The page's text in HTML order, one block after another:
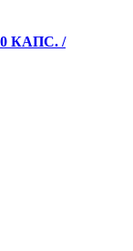
КАПС. /